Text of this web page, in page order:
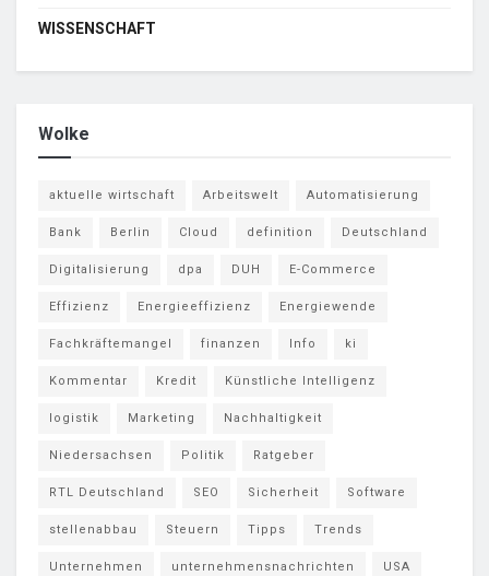
WISSENSCHAFT
Wolke
aktuelle wirtschaft Arbeitswelt Automatisierung
Bank Berlin Cloud definition Deutschland
Digitalisierung dpa DUH E-Commerce
Effizienz Energieeffizienz Energiewende
Fachkräftemangel finanzen Info ki
Kommentar Kredit Künstliche Intelligenz
logistik Marketing Nachhaltigkeit
Niedersachsen Politik Ratgeber
RTL Deutschland SEO Sicherheit Software
stellenabbau Steuern Tipps Trends
Unternehmen unternehmensnachrichten USA